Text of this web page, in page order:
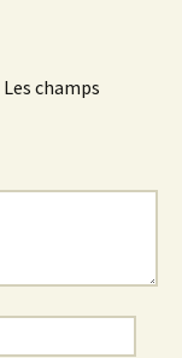
Les champs